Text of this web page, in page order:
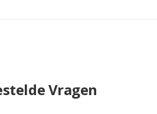
Vragen